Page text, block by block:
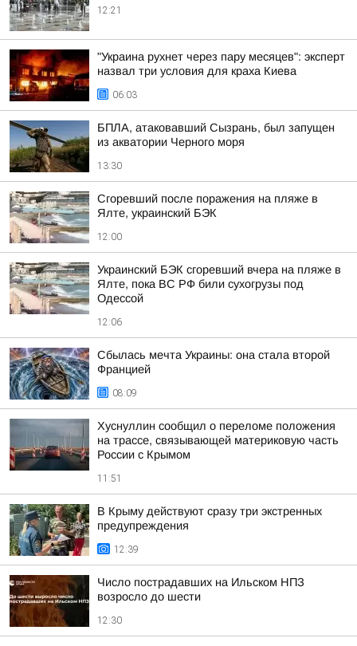
12:21
"Украина рухнет через пару месяцев": эксперт
назвал три условия для краха Киева
06:03
БПЛА, атаковавший Сызрань, был запущен
из акватории Черного моря
13:30
Сгоревший после поражения на пляже в
Ялте, украинский БЭК
12:00
Украинский БЭК сгоревший вчера на пляже в
Ялте, пока ВС РФ били сухогрузы под
Одессой
12:06
Сбылась мечта Украины: она стала второй
Францией
08:09
Хуснуллин сообщил о переломе положения
на трассе, связывающей материковую часть
России с Крымом
11:51
В Крыму действуют сразу три экстренных
предупреждения
12:39
Число пострадавших на Ильском НПЗ
возросло до шести
12:30